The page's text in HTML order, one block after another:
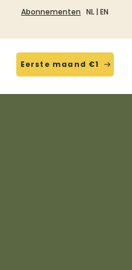
Abonnementen NL | EN
Eerste maand €1